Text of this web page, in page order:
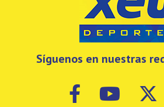
Síguenos en nuestras